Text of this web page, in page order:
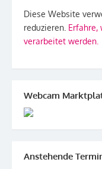
Diese Website
reduzieren. Erfahre,
verarbeitet werden.
Webcam
Anstehende